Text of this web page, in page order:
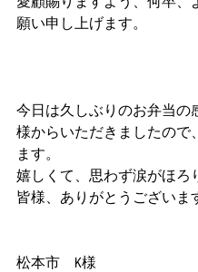
願い申し上げます。
今日は久しぶりのお弁当の
様からいただきましたので
ます。
嬉しくて、思わず涙がほろ
皆様、ありがとうございま
松本市　K様